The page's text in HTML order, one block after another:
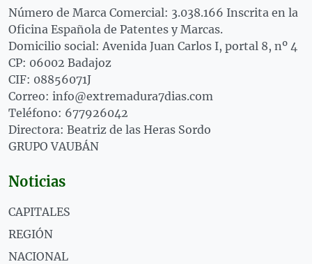
Número de Marca Comercial: 3.038.166 Inscrita en la
Oficina Española de Patentes y Marcas.
Domicilio social: Avenida Juan Carlos I, portal 8, nº 4
CP: 06002 Badajoz
CIF: 08856071J
Correo: info@extremadura7dias.com
Teléfono: 677926042
Directora: Beatriz de las Heras Sordo
GRUPO VAUBÁN
Noticias
CAPITALES
REGIÓN
NACIONAL